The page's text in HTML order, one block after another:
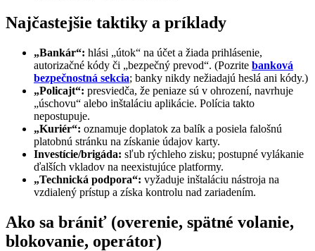
Najčastejšie taktiky a príklady
„Bankár“: hlási „útok“ na účet a žiada prihlásenie,
autorizačné kódy či „bezpečný prevod“. (Pozrite banková
bezpečnostná sekcia; banky nikdy nežiadajú heslá ani kódy.)
„Policajt“: presviedča, že peniaze sú v ohrození, navrhuje
„úschovu“ alebo inštaláciu aplikácie. Polícia takto
nepostupuje.
„Kuriér“: oznamuje doplatok za balík a posiela falošnú
platobnú stránku na získanie údajov karty.
Investície/brigáda: sľub rýchleho zisku; postupné vylákanie
ďalších vkladov na neexistujúce platformy.
„Technická podpora“: vyžaduje inštaláciu nástroja na
vzdialený prístup a získa kontrolu nad zariadením.
Ako sa brániť (overenie, spätné volanie,
blokovanie, operátor)